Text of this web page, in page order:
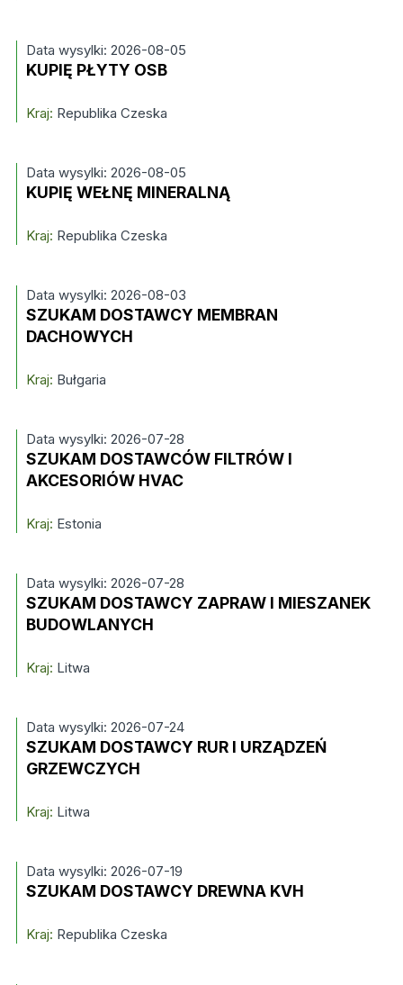
Data wysylki: 2026-08-05
KUPIĘ PŁYTY OSB
Kraj: Republika Czeska
Data wysylki: 2026-08-05
KUPIĘ WEŁNĘ MINERALNĄ
Kraj: Republika Czeska
Data wysylki: 2026-08-03
SZUKAM DOSTAWCY MEMBRAN
DACHOWYCH
Kraj: Bułgaria
Data wysylki: 2026-07-28
SZUKAM DOSTAWCÓW FILTRÓW I
AKCESORIÓW HVAC
Kraj: Estonia
Data wysylki: 2026-07-28
SZUKAM DOSTAWCY ZAPRAW I MIESZANEK
BUDOWLANYCH
Kraj: Litwa
Data wysylki: 2026-07-24
SZUKAM DOSTAWCY RUR I URZĄDZEŃ
GRZEWCZYCH
Kraj: Litwa
Data wysylki: 2026-07-19
SZUKAM DOSTAWCY DREWNA KVH
Kraj: Republika Czeska